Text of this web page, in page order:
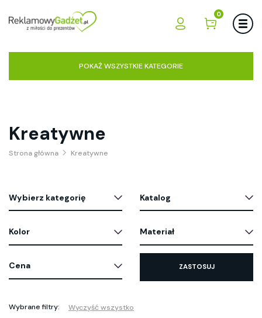
0
POKAŻ WSZYSTKIE KATEGORIE
Kreatywne
Strona główna Kreatywne
Wybierz kategorię Katalog
Kolor Materiał
Cena ZASTOSUJ
Wybrane filtry: Wyczyść wszystko